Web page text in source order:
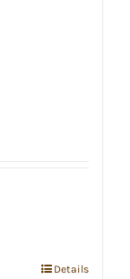
Details